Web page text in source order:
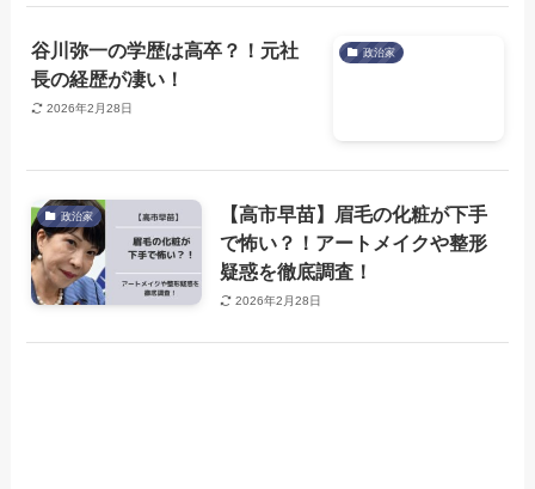
政治家
谷川弥一の学歴は高卒？！元社
長の経歴が凄い！
2026年2月28日
政治家
【高市早苗】眉毛の化粧が下手
で怖い？！アートメイクや整形
疑惑を徹底調査！
2026年2月28日